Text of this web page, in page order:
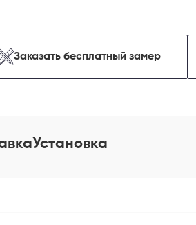
Заказать бесплатный замер
Установка